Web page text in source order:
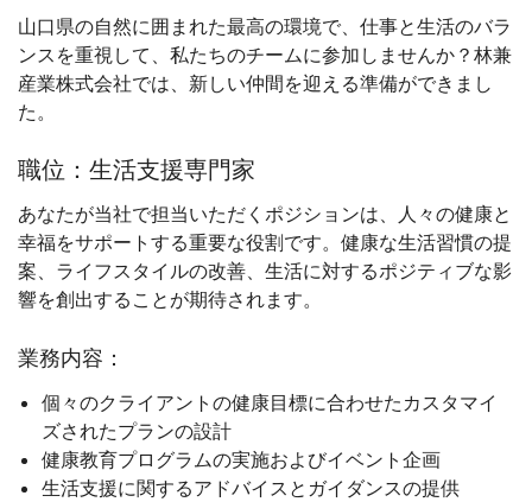
山口県の自然に囲まれた最高の環境で、仕事と生活のバラ
ンスを重視して、私たちのチームに参加しませんか？林兼
産業株式会社では、新しい仲間を迎える準備ができまし
た。
職位：生活支援専門家
あなたが当社で担当いただくポジションは、人々の健康と
幸福をサポートする重要な役割です。健康な生活習慣の提
案、ライフスタイルの改善、生活に対するポジティブな影
響を創出することが期待されます。
業務内容：
個々のクライアントの健康目標に合わせたカスタマイ
ズされたプランの設計
健康教育プログラムの実施およびイベント企画
生活支援に関するアドバイスとガイダンスの提供